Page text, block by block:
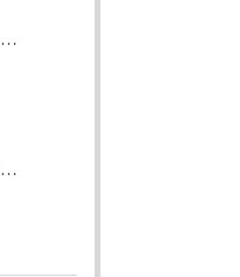
レイヤードノースリーブ ブラック
レイヤードハーフパンツ ブラック